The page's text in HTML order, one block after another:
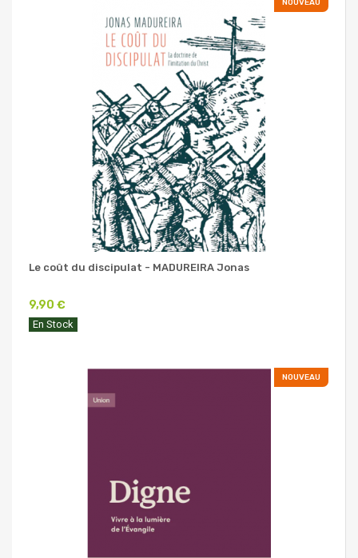
NOUVEAU
Le coût du discipulat - MADUREIRA Jonas
9,90 €
En Stock
NOUVEAU